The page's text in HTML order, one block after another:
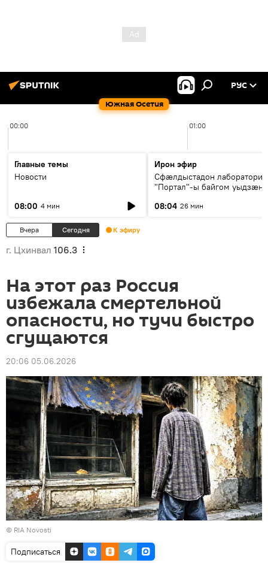
Южная Осетия
РУС
00:00 01:00
Главные темы
Новости
08:00 4 мин
Ирон эфир
Сфæлдыстадон лаборатори
"Портал"-ы байгом уыдзæн
Æхсары куыстыты равдыст
08:04 26 мин
Вчера Сегодня К эфиру
г. Цхинвал 106.3
На этот раз Россия
избежала смертельной
опасности, но тучи быстро
сгущаются
20:06 05.06.2026
© RIA Novosti
Подписаться